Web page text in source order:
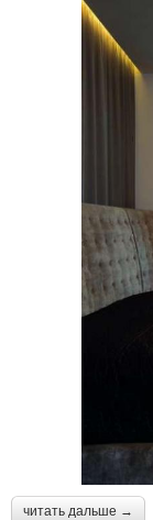
читать дальше →